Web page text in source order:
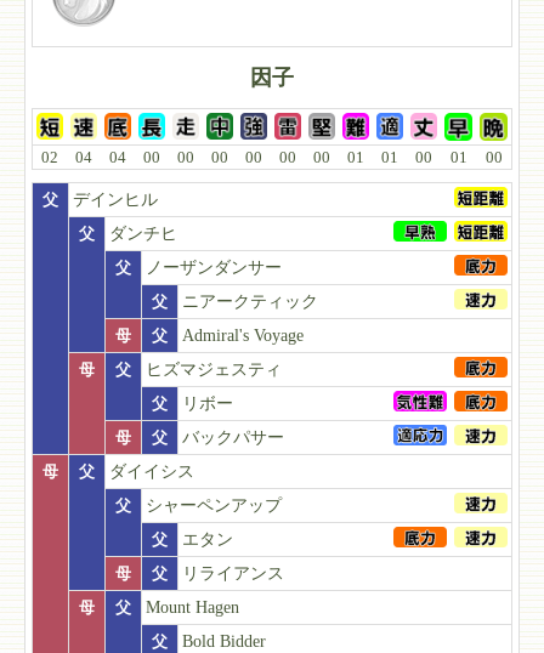
因子
02 04 04 00 00 00 00 00 00 01 01 00 01 00
父
デインヒル
父
ダンチヒ
父
ノーザンダンサー
父
ニアークティック
母
父
Admiral's Voyage
母
父
ヒズマジェスティ
父
リボー
母
父
バックパサー
母
父
ダイイシス
父
シャーペンアップ
父
エタン
母
父
リライアンス
母
父
Mount Hagen
父
Bold Bidder